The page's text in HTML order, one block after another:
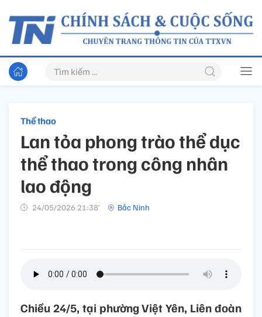
Thể thao
Lan tỏa phong trào thể dục
thể thao trong công nhân
lao động
24/05/2026 21:38’ Bắc Ninh
Chiều 24/5, tại phường Việt Yên, Liên đoàn